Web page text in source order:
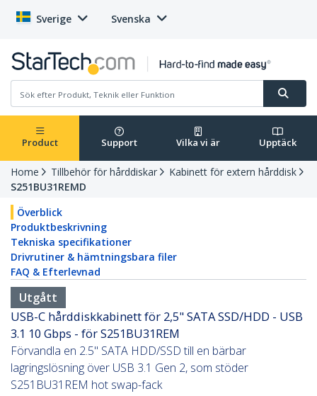
Sverige Svenska
Product Support Vilka vi är Upptäck
Home Tillbehör för hårddiskar
Kabinett för extern hårddisk
S251BU31REMD
Överblick
Produktbeskrivning
Tekniska specifikationer
Drivrutiner & hämtningsbara filer
FAQ & Efterlevnad
Utgått
USB-C hårddiskkabinett för 2,5" SATA SSD/HDD - USB
3.1 10 Gbps - för S251BU31REM
Förvandla en 2.5" SATA HDD/SSD till en bärbar
lagringslösning över USB 3.1 Gen 2, som stöder
S251BU31REM hot swap-fack